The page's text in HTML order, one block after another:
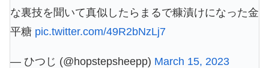
な裏技を聞いて真似したらまるで糠漬けになった金
平糖 pic.twitter.com/49R2bNzLj7
— ひつじ (@hopstepsheepp) March 15, 2023